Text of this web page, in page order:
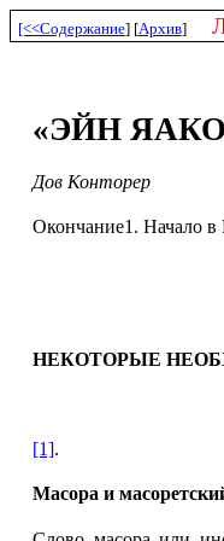
[<<Содержание] [Архив]
«ЭЙН
Дов Конторер
Окончание1. Начало
НЕКОТОРЫЕ
[1].
Масора и